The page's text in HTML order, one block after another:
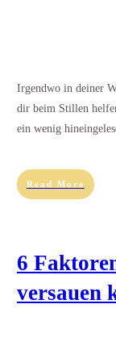
Irgendwo in deiner
dir beim Stillen
ein wenig
Read More
6
versauen